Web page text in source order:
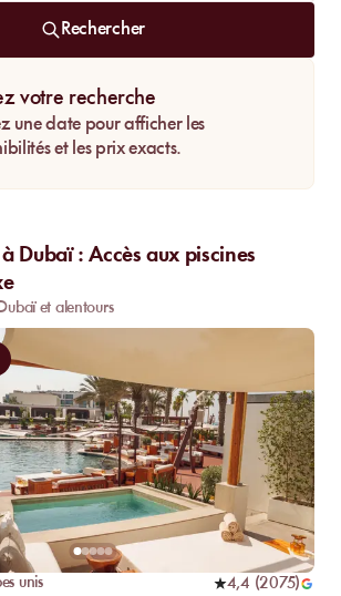
Rechercher
votre recherche
une date pour afficher les
et les prix exacts.
Dubaï : Accès aux piscines
et alentours
unis 4,4 (2075)